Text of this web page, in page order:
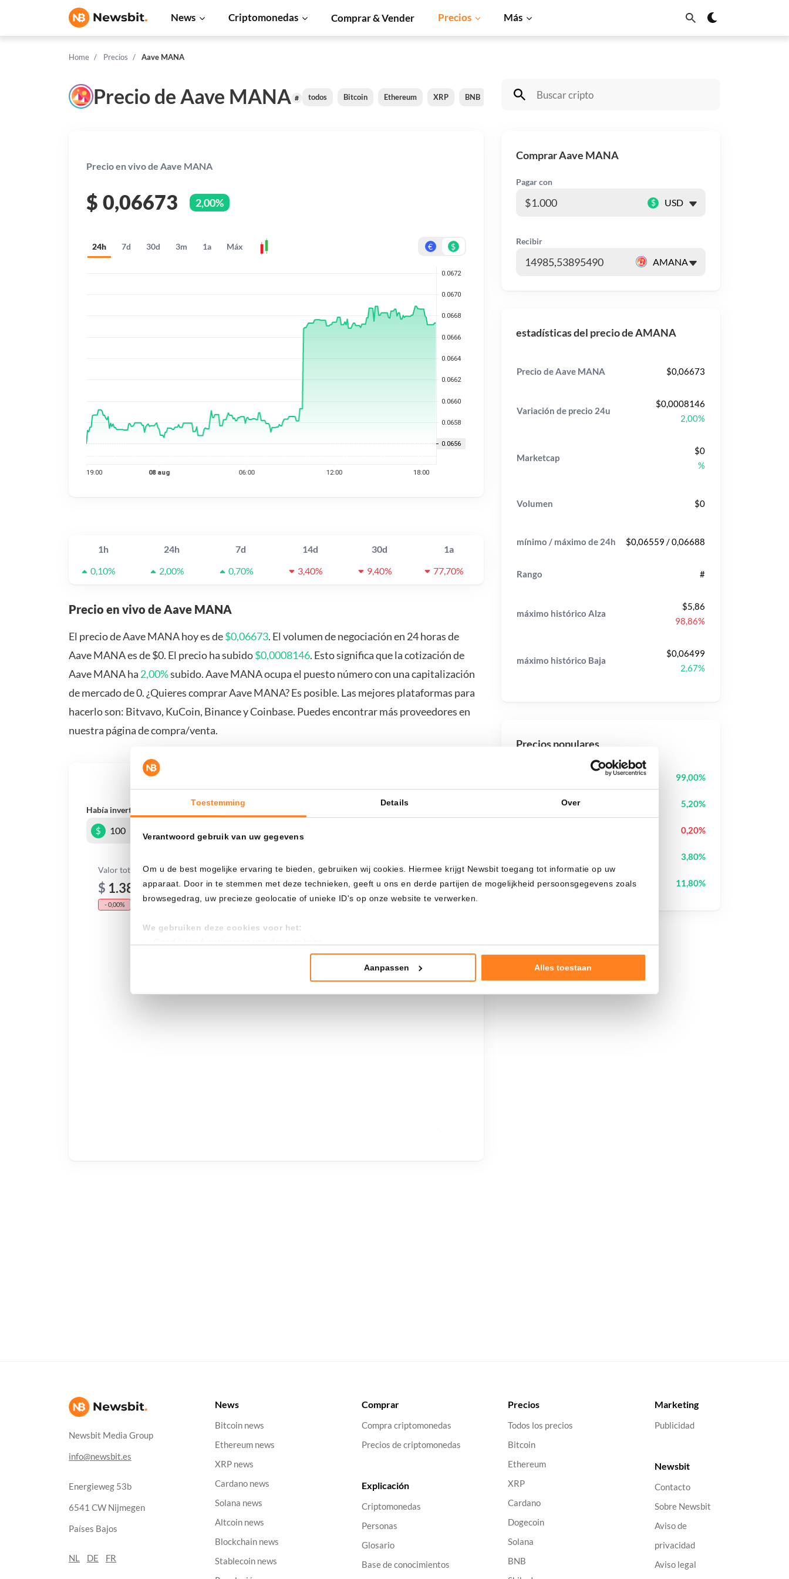
Toestemming Details Over
Verantwoord gebruik van uw gegevens
Om u de best mogelijke ervaring te bieden, gebruiken wij cookies. Hiermee krijgt Newsbit toegang tot informatie op uw
apparaat. Door in te stemmen met deze technieken, geeft u ons en derde partijen de mogelijkheid persoonsgegevens zoals
browsegedrag, uw precieze geolocatie of unieke ID's op onze website te verwerken.
We gebruiken deze cookies voor het:
Klik hieronder om ons toestemming te geven om deze technieken te gebruiken voor bovenstaande doelen of maak
Aanpassen Alles toestaan
News Criptomonedas Comprar & Vender Precios Más
Home Precios Aave MANA
Precio de Aave MANA # todos Bitcoin Ethereum XRP BNB Solana Dogecoin Cardano
Precio en vivo de Aave MANA
$ 0,06673 2,00%
24h 7d 30d 3m 1a Máx € $
1h 24h 7d 14d 30d
1a
0,10%
2,00% 0,70% 3,40% 9,40% 77,70%
Precio en vivo de Aave MANA
El precio de Aave MANA hoy es de$0,06673. El volumen de negociación en 24 horas de
Aave MANA es de $0. El precio ha subido$0,0008146. Esto significa que la cotización de
Aave MANA ha 2,00%subido. Aave MANA ocupa el puesto número con una capitalización
de mercado de 0. ¿Quieres comprar Aave MANA? Es posible. Las mejores plataformas para
hacerlo son: Bitvavo, KuCoin, Binance y Coinbase. Puedes encontrar más proveedores en
nuestra página de compra/venta.
¿Qué pasa si…?
Había invertido
$
Valor total
$ 1.388,16
- 0,00%
Inversión total
$5.600,00
Comprar Aave MANA
Pagar con
$
Recibir
estadísticas del precio de AMANA
Precio de Aave MANA $0,06673
Variación de precio 24u
$0,0008146
2,00%
Marketcap
$0
%
Volumen $0
mínimo / máximo de 24h $0,06559 / 0,06688
Rango #
máximo histórico Alza
$5,86
98,86%
máximo histórico Baja
$0,06499
2,67%
Precios populares
99,00%
Pudgy Penguins 5,20%
0,20%
3,80%
Cash Cat CASHCAT 11,80%
Newsbit Media Group
info@newsbit.es
Energieweg 53b
6541 CW Nijmegen
Países Bajos
NL DE FR
News
Bitcoin news
Ethereum news
XRP news
Cardano news
Solana news
Altcoin news
Blockchain news
Stablecoin news
Comprar
Compra criptomonedas
Precios de criptomonedas
Explicación
Criptomonedas
Personas
Glosario
Base de conocimientos
Precios
Todos los precios
Bitcoin
Ethereum
XRP
Cardano
Dogecoin
Solana
BNB
Marketing
Publicidad
Newsbit
Contacto
Sobre Newsbit
Aviso de
privacidad
Aviso legal